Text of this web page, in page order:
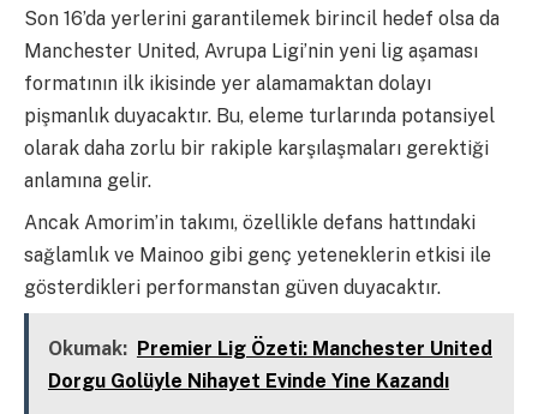
Son 16’da yerlerini garantilemek birincil hedef olsa da
Manchester United, Avrupa Ligi’nin yeni lig aşaması
formatının ilk ikisinde yer alamamaktan dolayı
pişmanlık duyacaktır. Bu, eleme turlarında potansiyel
olarak daha zorlu bir rakiple karşılaşmaları gerektiği
anlamına gelir.
Ancak Amorim’in takımı, özellikle defans hattındaki
sağlamlık ve Mainoo gibi genç yeteneklerin etkisi ile
gösterdikleri performanstan güven duyacaktır.
Okumak: Premier Lig Özeti: Manchester United
Dorgu Golüyle Nihayet Evinde Yine Kazandı